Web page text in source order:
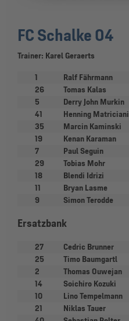
FC Schalke 04
Trainer: Karel Geraerts
1
Ralf Fährmann
26
Tomas Kalas
5
Derry John Murkin
41
Henning Matriciani
35
Marcin Kaminski
19
Kenan Karaman
7
Paul Seguin
29
Tobias Mohr
18
Blendi Idrizi
11
Bryan Lasme
9
Simon Terodde
Ersatzbank
27
Cedric Brunner
25
Timo Baumgartl
2
Thomas Ouwejan
14
Soichiro Kozuki
10
Lino Tempelmann
21
Niklas Tauer